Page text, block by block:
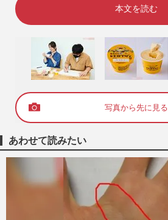
本文を読む
写真から先に見る
あわせて読みたい